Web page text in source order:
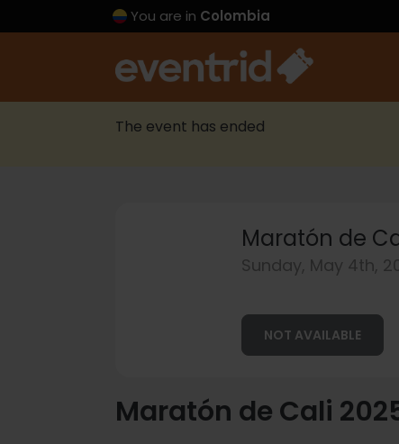
You are in Colombia
The event has ended
Maratón de
Sunday, May 4th,
NOT AVAILABLE
Maratón de Cali